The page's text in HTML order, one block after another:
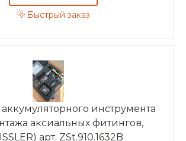
Быстрый заказ
инструмента
аксиальных фитингов,
арт. ZSt.910.1632B